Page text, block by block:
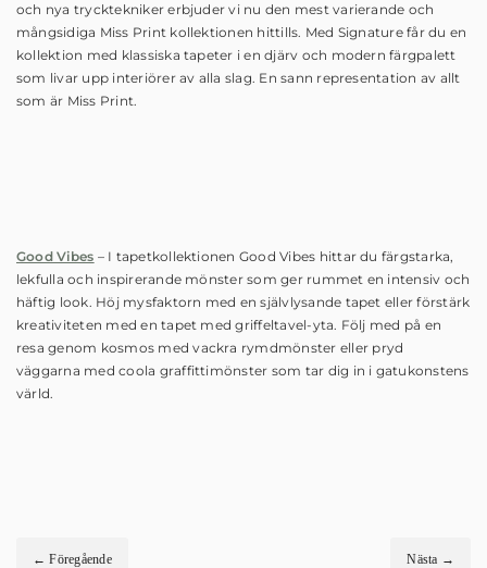
och nya trycktekniker erbjuder vi nu den mest varierande och
mångsidiga Miss Print kollektionen hittills. Med Signature får du en
kollektion med klassiska tapeter i en djärv och modern färgpalett
som livar upp interiörer av alla slag. En sann representation av allt
som är Miss Print.
Good Vibes – I tapetkollektionen Good Vibes hittar du färgstarka,
lekfulla och inspirerande mönster som ger rummet en intensiv och
häftig look. Höj mysfaktorn med en självlysande tapet eller förstärk
kreativiteten med en tapet med griffeltavel-yta. Följ med på en
resa genom kosmos med vackra rymdmönster eller pryd
väggarna med coola graffittimönster som tar dig in i gatukonstens
värld.
← Föregående Nästa →